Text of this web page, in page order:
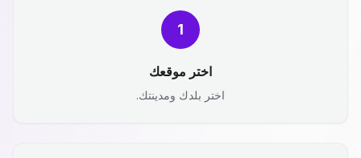
1
اختر موقعك
اختر بلدك ومدينتك.